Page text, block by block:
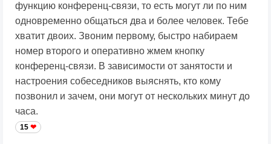
функцию конференц-связи, то есть могут ли по ним
одновременно общаться два и более человек. Тебе
хватит двоих. Звоним первому, быстро набираем
номер второго и оперативно жмем кнопку
конференц-связи. В зависимости от занятости и
настроения собеседников выяснять, кто кому
позвонил и зачем, они могут от нескольких минут до
часа.
15